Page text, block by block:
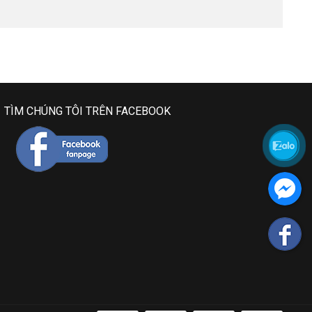
TÌM CHÚNG TÔI TRÊN FACEBOOK